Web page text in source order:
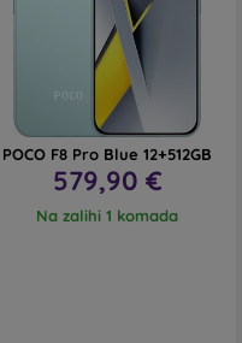
POCO F8 Pro Blue 12+512GB
579,90 €
Na zalihi 1 komada